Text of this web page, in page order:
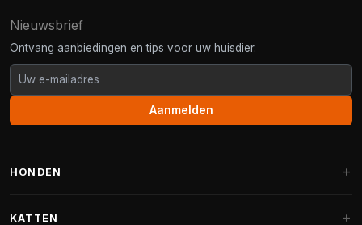
Nieuwsbrief
Ontvang aanbiedingen en tips voor uw huisdier.
Aanmelden
HONDEN
KATTEN